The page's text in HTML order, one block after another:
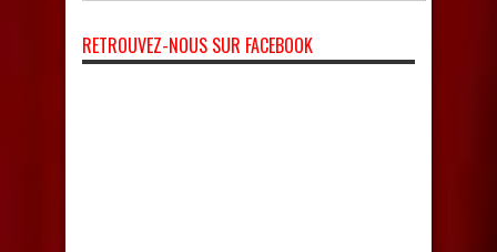
RETROUVEZ-NOUS SUR FACEBOOK